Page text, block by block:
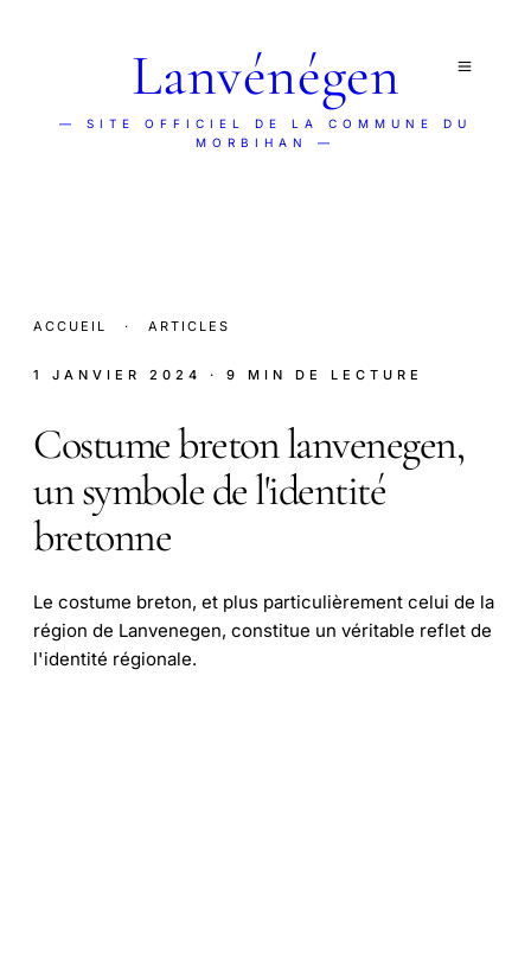
Lanvénégen
— SITE OFFICIEL DE LA COMMUNE DU
MORBIHAN —
ACCUEIL · ARTICLES
1 JANVIER 2024 · 9 MIN DE LECTURE
Costume breton lanvenegen,
un symbole de l'identité
bretonne
Le costume breton, et plus particulièrement celui de la
région de Lanvenegen, constitue un véritable reflet de
l'identité régionale.